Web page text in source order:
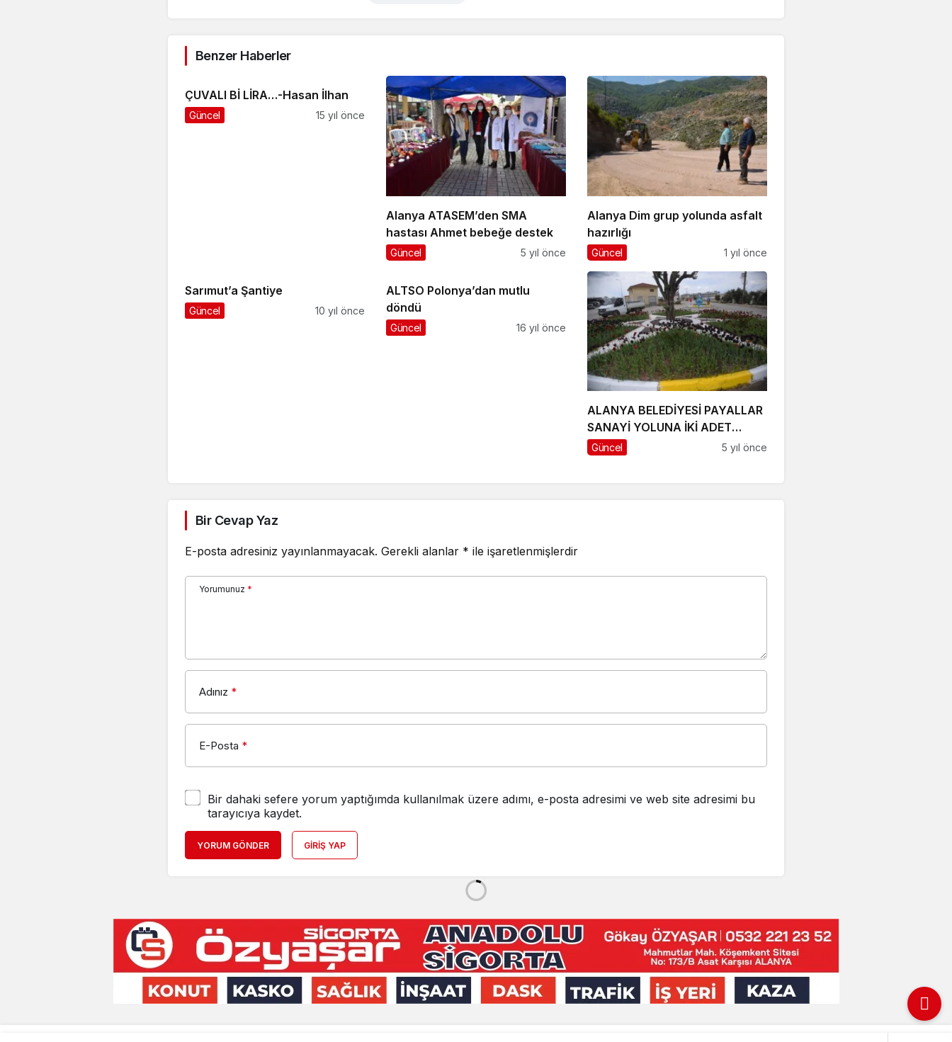
Benzer Haberler
ÇUVALI Bİ LİRA…-Hasan İlhan
Güncel 15 yıl önce
Alanya ATASEM’den SMA
hastası Ahmet bebeğe destek
Güncel 5 yıl önce
Alanya Dim grup yolunda asfalt
hazırlığı
Güncel 1 yıl önce
Sarımut’a Şantiye
Güncel 10 yıl önce
ALTSO Polonya’dan mutlu
döndü
Güncel 16 yıl önce
ALANYA BELEDİYESİ PAYALLAR
SANAYİ YOLUNA İKİ ADET
KAVŞAK KAZANDIRDI
Güncel 5 yıl önce
Bir Cevap Yaz
E-posta adresiniz yayınlanmayacak. Gerekli alanlar * ile işaretlenmişlerdir
Yorumunuz *
Adınız *
E-Posta *
Bir dahaki sefere yorum yaptığımda kullanılmak üzere adımı, e-posta adresimi ve web site adresimi bu
tarayıcıya kaydet.
YORUM GÖNDER GIRIŞ YAP